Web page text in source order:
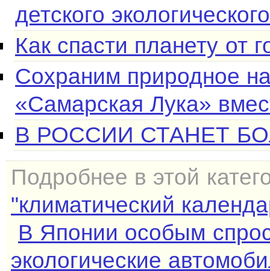
детского
Как спасти планету от
Сохраним природное
«Самарская Лука»
В РОССИИ СТАНЕТ
Подробнее в этой
"климатический
В Японии особым
экологические